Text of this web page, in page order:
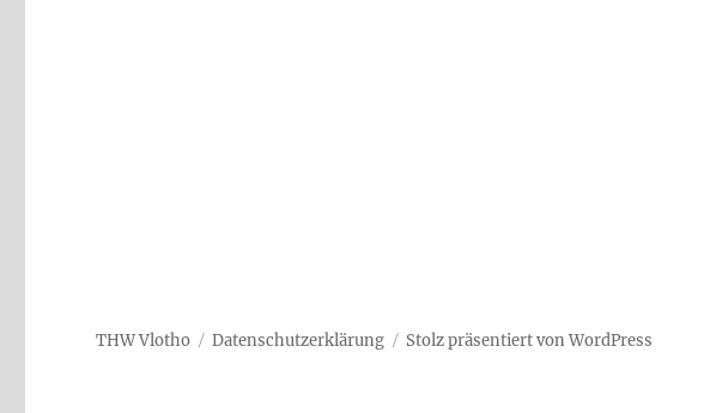
THW Vlotho Datenschutzerklärung Stolz präsentiert von WordPress